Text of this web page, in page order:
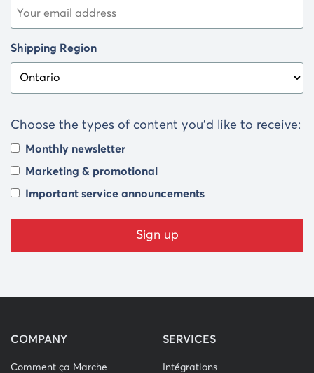
Shipping Region
Choose the types of content you’d like to receive:
Monthly newsletter
Marketing & promotional
Important service announcements
COMPANY
Comment ça Marche
SERVICES
Intégrations